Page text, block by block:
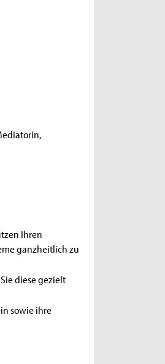
Ihren
ganzheitlich zu
diese gezielt
sowie ihre